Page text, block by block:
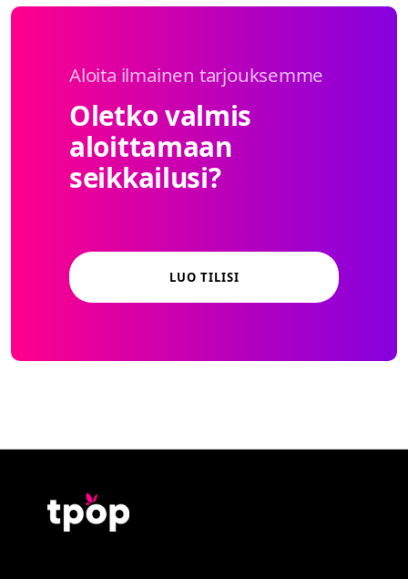
Aloita ilmainen tarjouksemme
Oletko valmis
aloittamaan
seikkailusi?
LUO TILISI